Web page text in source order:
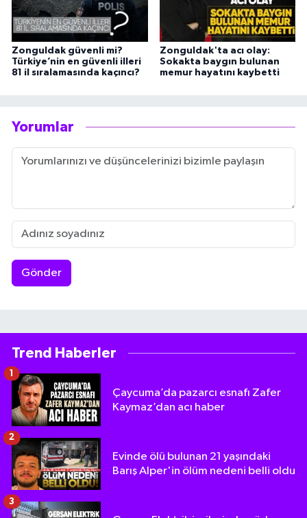
Zonguldak güvenli mi?
Türkiye’nin en güvenli illeri
81 il sıralamasında kaçıncı?
Zonguldak'ta acı olay:
Sokakta baygın bulunan
memur hayatını kaybetti
Yorumlar
Gönder
Trend Haberler
Çaycuma’da pazarcı esnafı Zafer
Kaymaz’dan acı haber
1
Evinde ölü bulunan 21 yaşındaki
Barış Alper'in ölüm nedeni belli oldu
2
3